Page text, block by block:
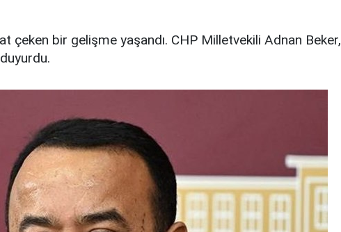
çeken bir gelişme yaşandı. CHP Milletvekili Adnan Beker,